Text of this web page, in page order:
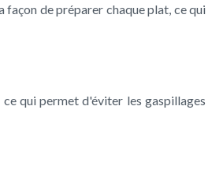
de préparer chaque plat, ce qui
qui permet d'éviter les gaspillages